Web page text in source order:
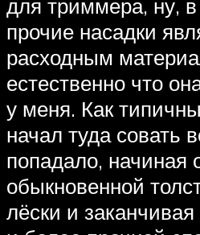
для триммера, ну,
прочие насадки
расходным
естественно что
у меня. Как
начал туда совать
попадало, начиная
обыкновенной
лёски и